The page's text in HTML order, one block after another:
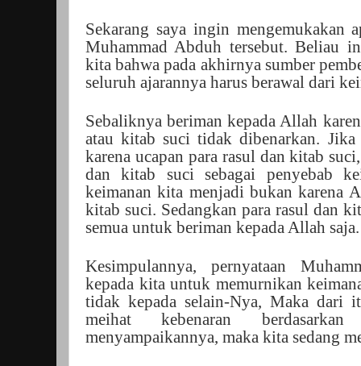
Sekarang saya ingin mengemukakan
Muhammad Abduh tersebut. Beliau
kita bahwa pada akhirnya sumber
seluruh ajarannya harus berawal dari
Sebaliknya beriman kepada Allah
atau kitab suci tidak dibenarkan.
karena ucapan para rasul dan kitab
dan kitab suci sebagai penyebab
keimanan kita menjadi bukan karena
kitab suci. Sedangkan para rasul dan
semua untuk beriman kepada Allah saja.
Kesimpulannya, pernyataan
kepada kita untuk memurnikan
tidak kepada selain-Nya, Maka dari
meihat kebenaran
menyampaikannya, maka kita sedang